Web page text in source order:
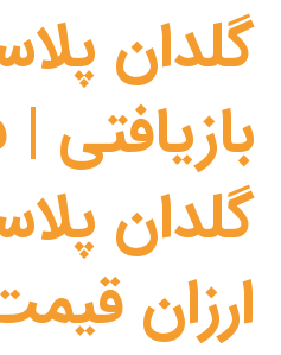
گلدان
گلدان
ارزان